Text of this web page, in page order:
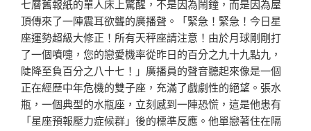
七層舊報紙的單人床上驚醒，不是因為鬧鐘，而是因為屋
頂傳來了一陣震耳欲聾的廣播聲。「緊急！緊急！今日星
座運勢超級大修正！所有天秤座請注意！由於月球剛剛打
了一個噴嚏，您的戀愛機率從昨日的百分之九十九點九，
陡降至負百分之八十七！」廣播員的聲音聽起來像是一個
正在經歷中年危機的雙子座，充滿了戲劇性的絕望。張水
瓶，一個典型的水瓶座，立刻感到一陣恐慌，這是他患有
「星座預報壓力症候群」後的標準反應。他單戀著住在隔